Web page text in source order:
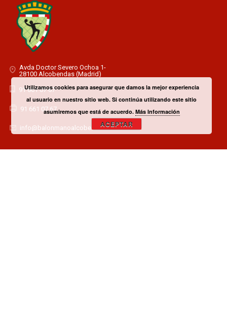
Avda Doctor Severo Ochoa 1-
28100 Alcobendas (Madrid)
91 661 07 67
91 661 07 67
info@balonmanoalcobendas.es
Utilizamos cookies para asegurar que damos la mejor experiencia
al usuario en nuestro sitio web. Si continúa utilizando este sitio
asumiremos que está de acuerdo. Más Información
ACEPTAR